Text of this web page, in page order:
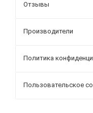
Отзывы
Производители
Политика
Пользовательское